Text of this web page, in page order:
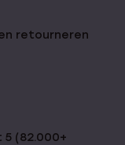
retourneren
5 (82.000+